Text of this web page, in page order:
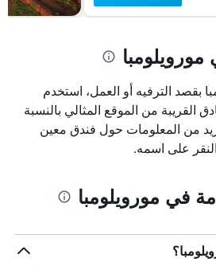
مورويلومبا
بقصد الترفيه أو العمل، استخدم
القريبة من الموقع المثالي بالنسبة
من المعلومات حول فندق معين
على اسمه.
في مورويلومبا